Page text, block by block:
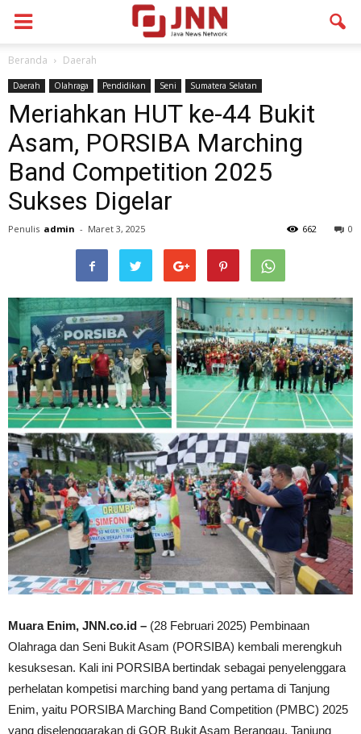
Beranda Daerah
Daerah Olahraga Pendidikan Seni Sumatera Selatan
Meriahkan HUT ke-44 Bukit
Asam, PORSIBA Marching
Band Competition 2025
Sukses Digelar
Penulis admin - Maret 3, 2025 0
662
Muara Enim, JNN.co.id – (28 Februari 2025) Pembinaan
Olahraga dan Seni Bukit Asam (PORSIBA) kembali merengkuh
kesuksesan. Kali ini PORSIBA bertindak sebagai penyelenggara
perhelatan kompetisi marching band yang pertama di Tanjung
Enim, yaitu PORSIBA Marching Band Competition (PMBC) 2025
yang diselenggarakan di GOR Bukit Asam Berangau, Tanjung